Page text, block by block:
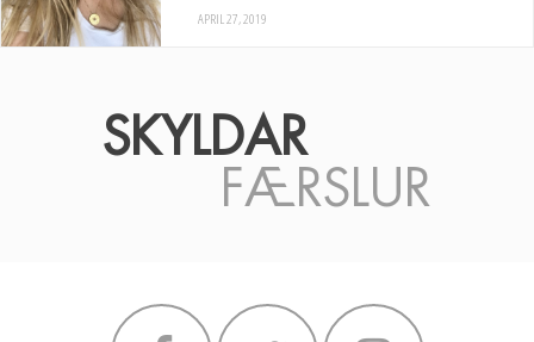
APRIL 27, 2019
SKYLDAR
FÆRSLUR